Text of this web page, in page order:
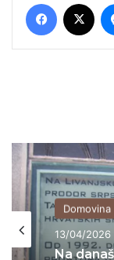
Facebook
Domovina
13/04/2026
Svijet